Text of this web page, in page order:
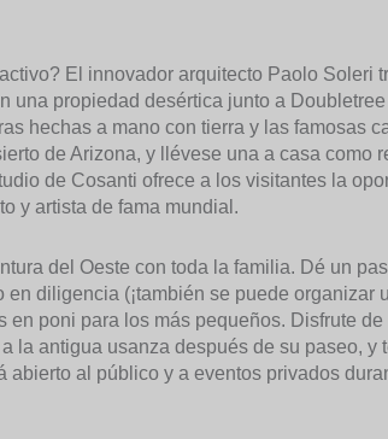
El innovador arquitecto Paolo Soleri
una propiedad desértica junto a
hechas a mano con tierra y las famosas
de Arizona, y llévese una a casa como
de Cosanti ofrece a los visitantes la
y artista de fama mundial.
del Oeste con toda la familia. Dé un
diligencia (¡también se puede organizar
poni para los más pequeños. Disfrute de
la antigua usanza después de su paseo, y
al público y a eventos privados